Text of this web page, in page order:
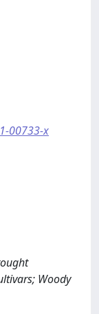
00733-x
Woody